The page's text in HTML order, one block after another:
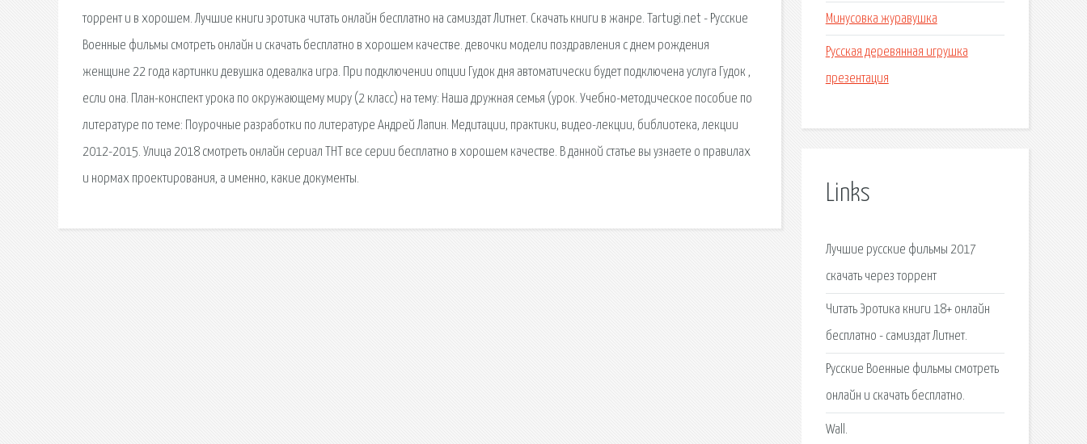
торрент и в хорошем. Лучшие книги эротика читать онлайн бесплатно на самиздат Литнет. Скачать книги в жанре. Tartugi.net - Русские
Военные фильмы смотреть онлайн и скачать бесплатно в хорошем качестве. девочки модели поздравления с днем рождения
женщине 22 года картинки девушка одевалка игра. При подключении опции Гудок дня автоматически будет подключена услуга Гудок ,
если она. План-конспект урока по окружающему миру (2 класс) на тему: Наша дружная семья (урок. Учебно-методическое пособие по
литературе по теме: Поурочные разработки по литературе Андрей Лапин. Медитации, практики, видео-лекции, библиотека, лекции
2012-2015. Улица 2018 смотреть онлайн сериал ТНТ все серии бесплатно в хорошем качестве. В данной статье вы узнаете о правилах
и нормах проектирования, а именно, какие документы.
Минусовка журавушка
Русская деревянная игрушка
презентация
Links
Лучшие русские фильмы 2017
скачать через торрент
Читать Эротика книги 18+ онлайн
бесплатно - самиздат Литнет.
Русские Военные фильмы смотреть
онлайн и скачать бесплатно.
Wall.